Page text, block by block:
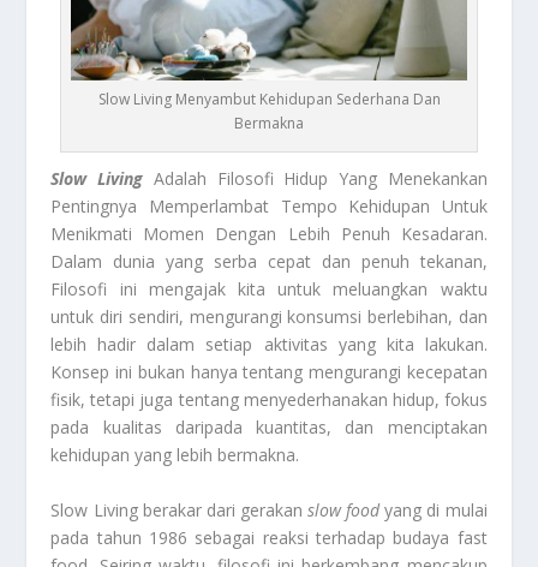
Slow Living Menyambut Kehidupan Sederhana Dan
Bermakna
Slow Living Adalah Filosofi Hidup Yang Menekankan
Pentingnya Memperlambat Tempo Kehidupan Untuk
Menikmati Momen Dengan Lebih Penuh Kesadaran.
Dalam dunia yang serba cepat dan penuh tekanan,
Filosofi ini mengajak kita untuk meluangkan waktu
untuk diri sendiri, mengurangi konsumsi berlebihan, dan
lebih hadir dalam setiap aktivitas yang kita lakukan.
Konsep ini bukan hanya tentang mengurangi kecepatan
fisik, tetapi juga tentang menyederhanakan hidup, fokus
pada kualitas daripada kuantitas, dan menciptakan
kehidupan yang lebih bermakna.
Slow Living berakar dari gerakanslow foodyang di mulai
pada tahun 1986 sebagai reaksi terhadap budaya fast